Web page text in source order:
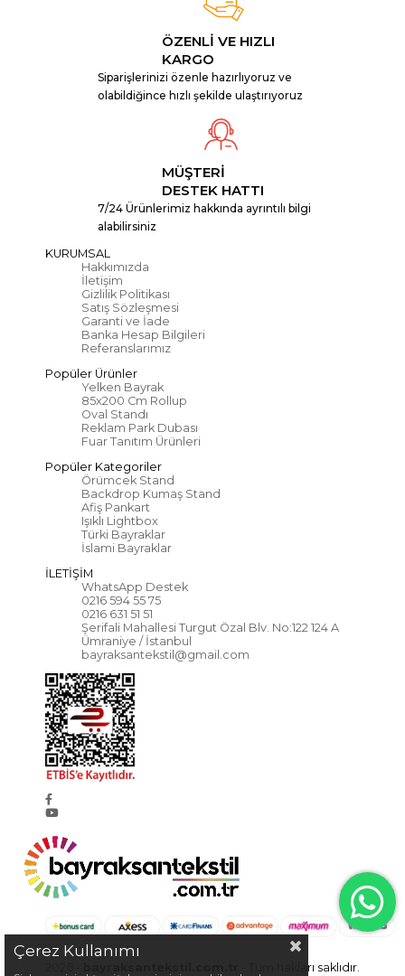
ÖZENLİ VE HIZLI
KARGO
Siparişlerinizi özenle hazırlıyoruz ve
olabildiğince hızlı şekilde ulaştırıyoruz
MÜŞTERİ
DESTEK HATTI
7/24 Ürünlerimiz hakkında ayrıntılı bilgi
alabilirsiniz
KURUMSAL
Hakkımızda
İletişim
Gizlilik Politikası
Satış Sözleşmesi
Garanti ve İade
Banka Hesap Bilgileri
Referanslarımız
Popüler Ürünler
Yelken Bayrak
85x200 Cm Rollup
Oval Standı
Reklam Park Dubası
Fuar Tanıtım Ürünleri
Popüler Kategoriler
Örümcek Stand
Backdrop Kumaş Stand
Afiş Pankart
Işıklı Lightbox
Türki Bayraklar
İslami Bayraklar
İLETİŞİM
WhatsApp Destek
0216 594 55 75
0216 631 51 51
Şerifali Mahallesi Turgut Özal Blv. No:122 124 A
Ümraniye / İstanbul
bayraksantekstil@gmail.com
- Tüm hakları saklıdır.
Çerez Kullanımı